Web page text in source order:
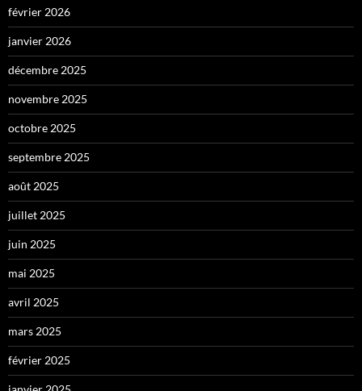
février 2026
janvier 2026
décembre 2025
novembre 2025
octobre 2025
septembre 2025
août 2025
juillet 2025
juin 2025
mai 2025
avril 2025
mars 2025
février 2025